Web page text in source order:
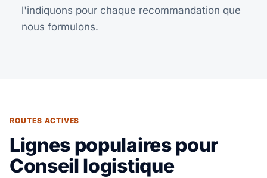
l'indiquons pour chaque recommandation que
nous formulons.
ROUTES ACTIVES
Lignes populaires pour
Conseil logistique